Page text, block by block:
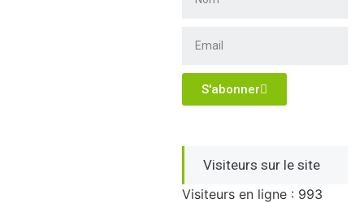
S'abonner
Visiteurs sur le site
Visiteurs en ligne : 993